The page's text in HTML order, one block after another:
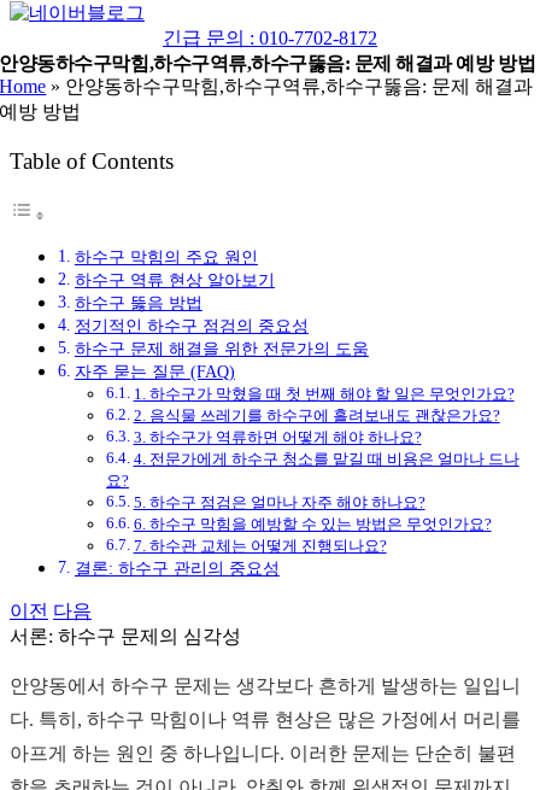
네
버
블
로
긴급 문의 : 010-7702-8172
안양동하수구막힘,하수구역류,하수구뚫음: 문제 해결과 예방 방법
Home » 안양동하수구막힘,하수구역류,하수구뚫음: 문제 해결과
예방 방법
Table of Contents
하수구 막힘의 주요 원인
하수구 역류 현상 알아보기
하수구 뚫음 방법
정기적인 하수구 점검의 중요성
하수구 문제 해결을 위한 전문가의 도움
자주 묻는 질문 (FAQ)
1. 하수구가 막혔을 때 첫 번째 해야 할 일은 무엇인가요?
2. 음식물 쓰레기를 하수구에 흘려보내도 괜찮은가요?
3. 하수구가 역류하면 어떻게 해야 하나요?
4. 전문가에게 하수구 청소를 맡길 때 비용은 얼마나 드나
요?
5. 하수구 점검은 얼마나 자주 해야 하나요?
6. 하수구 막힘을 예방할 수 있는 방법은 무엇인가요?
7. 하수관 교체는 어떻게 진행되나요?
결론: 하수구 관리의 중요성
이전 다음
서론: 하수구 문제의 심각성
안양동에서 하수구 문제는 생각보다 흔하게 발생하는 일입니
다. 특히, 하수구 막힘이나 역류 현상은 많은 가정에서 머리를
아프게 하는 원인 중 하나입니다. 이러한 문제는 단순히 불편